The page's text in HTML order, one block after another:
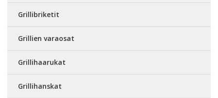
Grillibriketit
Grillien varaosat
Grillihaarukat
Grillihanskat